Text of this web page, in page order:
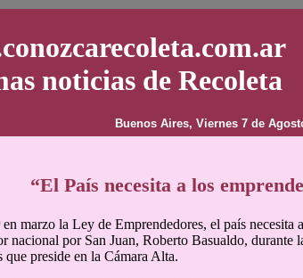
noticias de Recoleta
Buenos Aires, Viernes 7 de
“El País necesita a los
marzo la Ley de Emprendedores, el país necesita
nacional por San Juan, Roberto Basualdo, durante
preside en la Cámara Alta.